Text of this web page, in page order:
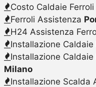
Costo Caldaie Ferroli
Ferroli Assistenza
H24 Assistenza
Installazione Caldaie
Installazione Caldaie
Milano
Installazione Scalda